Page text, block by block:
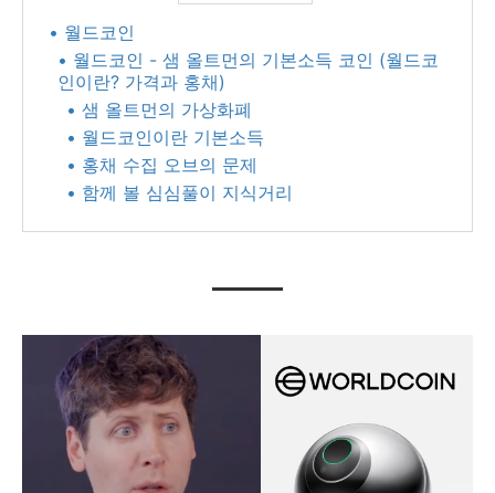
• 월드코인
• 월드코인 - 샘 올트먼의 기본소득 코인 (월드코
인이란? 가격과 홍채)
• 샘 올트먼의 가상화폐
• 월드코인이란 기본소득
• 홍채 수집 오브의 문제
• 함께 볼 심심풀이 지식거리